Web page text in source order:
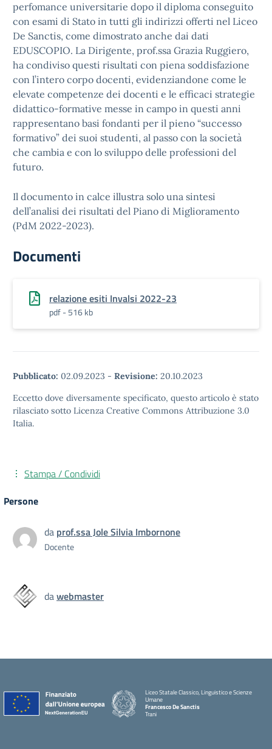
perfomance universitarie dopo il diploma conseguito
con esami di Stato in tutti gli indirizzi offerti nel Liceo
De Sanctis, come dimostrato anche dai dati
EDUSCOPIO. La Dirigente, prof.ssa Grazia Ruggiero,
ha condiviso questi risultati con piena soddisfazione
con l’intero corpo docenti, evidenziandone come le
elevate competenze dei docenti e le efficaci strategie
didattico-formative messe in campo in questi anni
rappresentano basi fondanti per il pieno “successo
formativo” dei suoi studenti, al passo con la società
che cambia e con lo sviluppo delle professioni del
futuro.
Il documento in calce illustra solo una sintesi
dell’analisi dei risultati del Piano di Miglioramento
(PdM 2022-2023).
Documenti
relazione esiti Invalsi 2022-23
pdf - 516 kb
Pubblicato: 02.09.2023 - Revisione: 20.10.2023
Eccetto dove diversamente specificato, questo articolo è stato
rilasciato sotto Licenza Creative Commons Attribuzione 3.0
Italia.
Stampa / Condividi
Persone
da prof.ssa Jole Silvia Imbornone
Docente
dawebmaster
Liceo Statale Classico, Linguistico e Scienze
Umane
Francesco De Sanctis
Trani